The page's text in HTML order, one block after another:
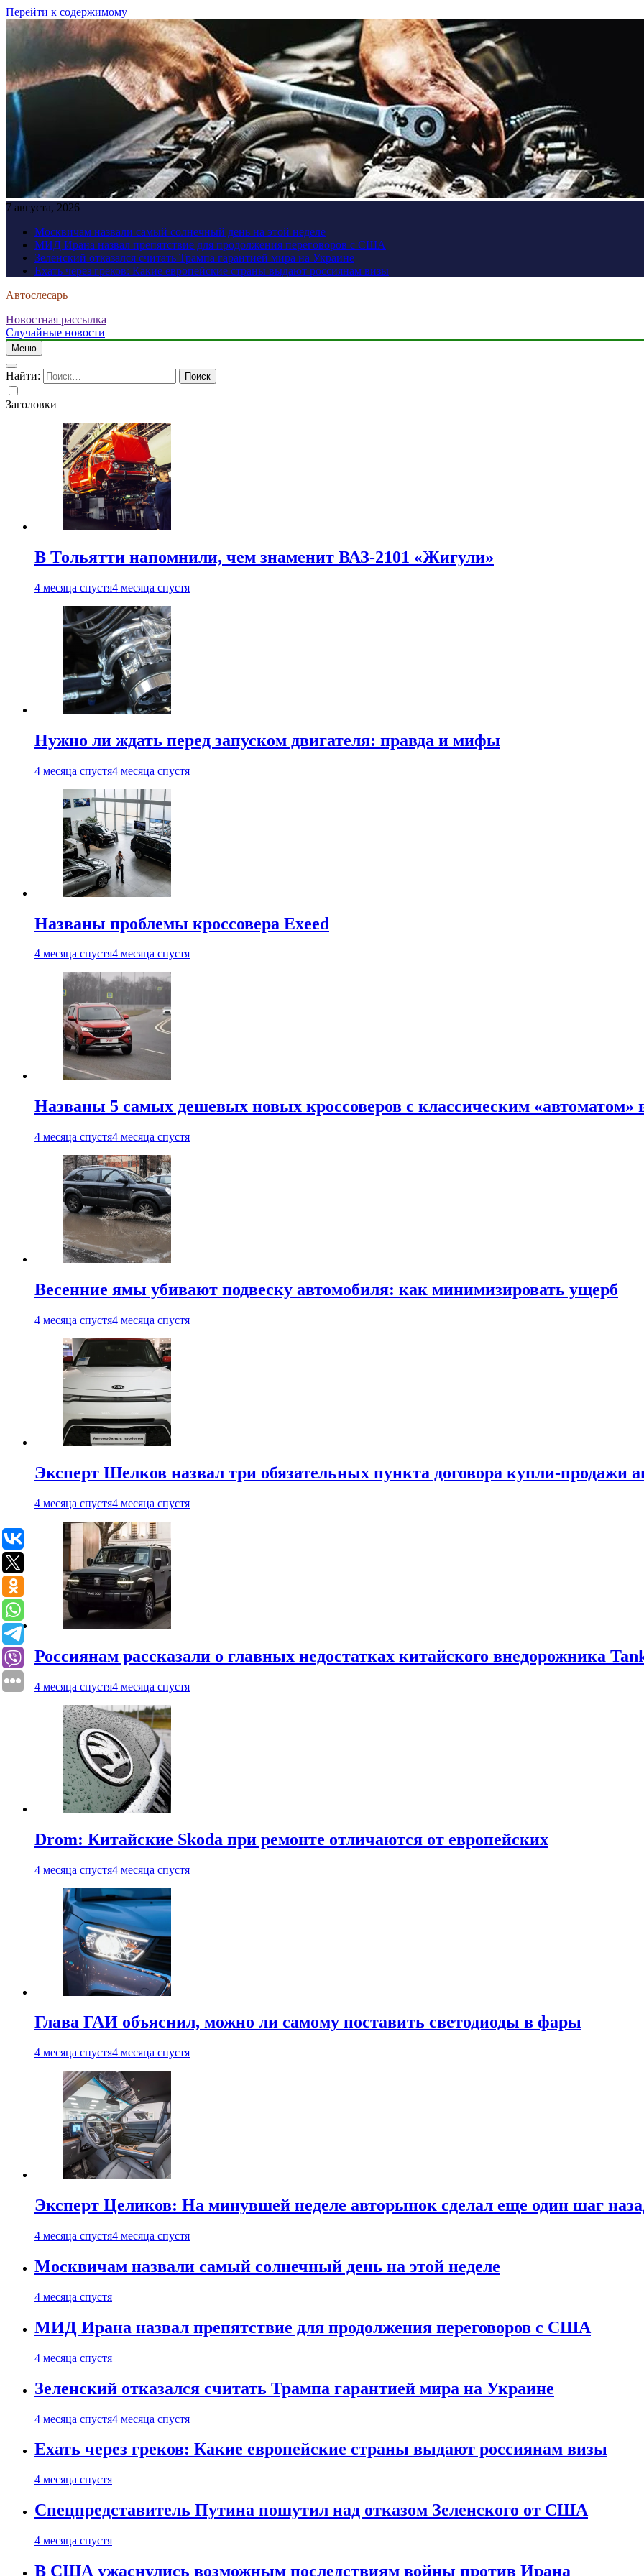
Перейти к содержимому
7 августа, 2026
Москвичам назвали самый солнечный день на этой неделе
МИД Ирана назвал препятствие для продолжения переговоров с США
Зеленский отказался считать Трампа гарантией мира на Украине
Ехать через греков: Какие европейские страны выдают россиянам визы
Автослесарь
Новостная рассылка
Случайные новости
Меню
Найти:
Заголовки
В Тольятти напомнили, чем знаменит ВАЗ-2101 «Жигули»
4 месяца спустя4 месяца спустя
Нужно ли ждать перед запуском двигателя: правда и мифы
4 месяца спустя4 месяца спустя
Названы проблемы кроссовера Exeed
4 месяца спустя4 месяца спустя
Названы 5 самых дешевых новых кроссоверов с классическим «автоматом»
4 месяца спустя4 месяца спустя
Весенние ямы убивают подвеску автомобиля: как минимизировать ущерб
4 месяца спустя4 месяца спустя
Эксперт Шелков назвал три обязательных пункта договора купли-продажи
4 месяца спустя4 месяца спустя
Россиянам рассказали о главных недостатках китайского внедорожника
4 месяца спустя4 месяца спустя
Drom: Китайские Skoda при ремонте отличаются от европейских
4 месяца спустя4 месяца спустя
Глава ГАИ объяснил, можно ли самому поставить светодиоды в фары
4 месяца спустя4 месяца спустя
Эксперт Целиков: На минувшей неделе авторынок сделал еще один шаг
4 месяца спустя4 месяца спустя
Москвичам назвали самый солнечный день на этой неделе
4 месяца спустя
МИД Ирана назвал препятствие для продолжения переговоров с США
4 месяца спустя
Зеленский отказался считать Трампа гарантией мира на Украине
4 месяца спустя4 месяца спустя
Ехать через греков: Какие европейские страны выдают россиянам визы
4 месяца спустя
Спецпредставитель Путина пошутил над отказом Зеленского от США
4 месяца спустя
В США ужаснулись возможным последствиям войны против Ирана